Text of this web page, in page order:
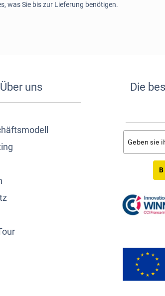
was Sie bis zur Lieferung benötigen.
Über uns
Die